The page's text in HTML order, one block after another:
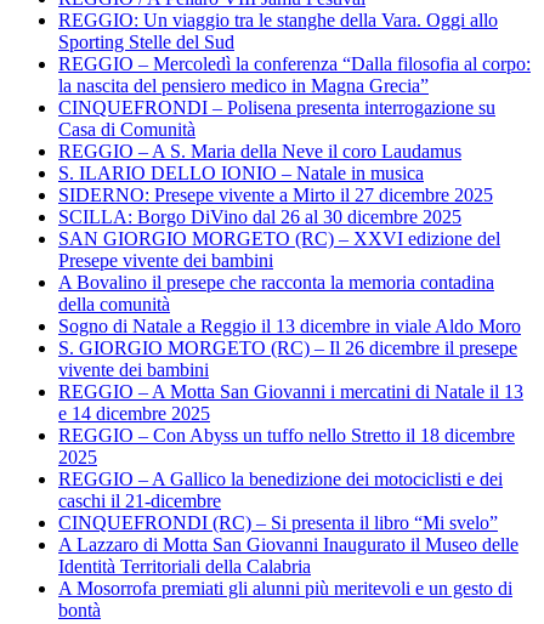
REGGIO: Un viaggio tra le stanghe della Vara. Oggi allo
Sporting Stelle del Sud
REGGIO – Mercoledì la conferenza “Dalla filosofia al corpo:
la nascita del pensiero medico in Magna Grecia”
CINQUEFRONDI – Polisena presenta interrogazione su
Casa di Comunità
REGGIO – A S. Maria della Neve il coro Laudamus
S. ILARIO DELLO IONIO – Natale in musica
SIDERNO: Presepe vivente a Mirto il 27 dicembre 2025
SCILLA: Borgo DiVino dal 26 al 30 dicembre 2025
SAN GIORGIO MORGETO (RC) – XXVI edizione del
Presepe vivente dei bambini
A Bovalino il presepe che racconta la memoria contadina
della comunità
Sogno di Natale a Reggio il 13 dicembre in viale Aldo Moro
S. GIORGIO MORGETO (RC) – Il 26 dicembre il presepe
vivente dei bambini
REGGIO – A Motta San Giovanni i mercatini di Natale il 13
e 14 dicembre 2025
REGGIO – Con Abyss un tuffo nello Stretto il 18 dicembre
2025
REGGIO – A Gallico la benedizione dei motociclisti e dei
caschi il 21-dicembre
CINQUEFRONDI (RC) – Si presenta il libro “Mi svelo”
A Lazzaro di Motta San Giovanni Inaugurato il Museo delle
Identità Territoriali della Calabria
A Mosorrofa premiati gli alunni più meritevoli e un gesto di
bontà